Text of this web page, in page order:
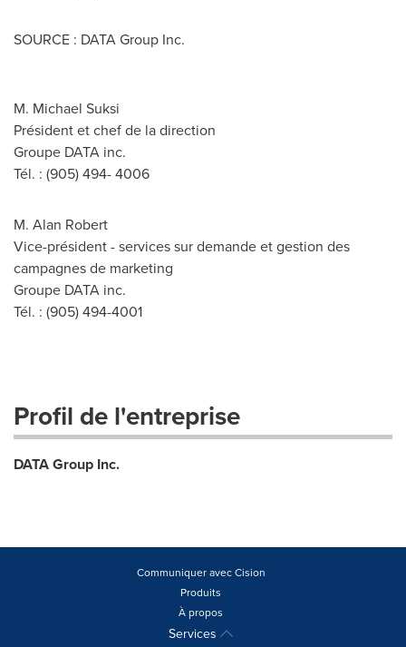
SOURCE : DATA Group Inc.
M. Michael Suksi
Président et chef de la direction
Groupe DATA inc.
Tél. : (905) 494- 4006
M. Alan Robert
Vice-président - services sur demande et gestion des
campagnes de marketing
Groupe DATA inc.
Tél. : (905) 494-4001
Profil de l'entreprise
DATA Group Inc.
Communiquer avec Cision
Produits
À propos
Services